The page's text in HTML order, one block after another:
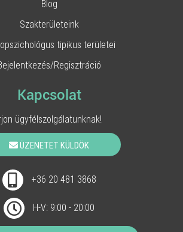
Blog
Szakterületeink
tipikus területei
Regisztráció
Kapcsolat
ügyfélszolgálatunknak!
ÜZENETET KÜLDÖK
+36 20 481 3868
H-V: 9:00 - 20:00